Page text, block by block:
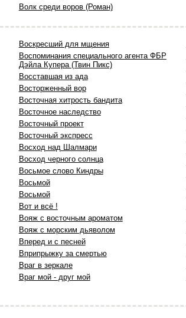
Волк среди воров (Роман)
Воскресший для мщения
Воспоминания специального агента ФБР
Дэйла Купера (Твин Пикс)
Восставшая из ада
Восторженный вор
Восточная хитрость бандита
Восточное наследство
Восточный проект
Восточный экспресс
Восход над Шалмари
Восход черного солнца
Восьмое слово Киндры
Восьмой
Восьмой
Вот и всё !
Вояж с восточным ароматом
Вояж с морским дьяволом
Вперед и с песней
Вприпрыжку за смертью
Враг в зеркале
Враг мой - друг мой